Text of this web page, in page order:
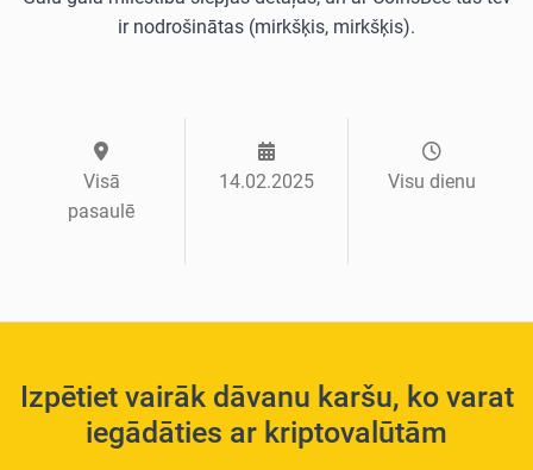
ir nodrošinātas (mirkšķis, mirkšķis).
Visā
pasaulē
14.02.2025 Visu dienu
Izpētiet vairāk dāvanu karšu, ko varat
iegādāties ar kriptovalūtām